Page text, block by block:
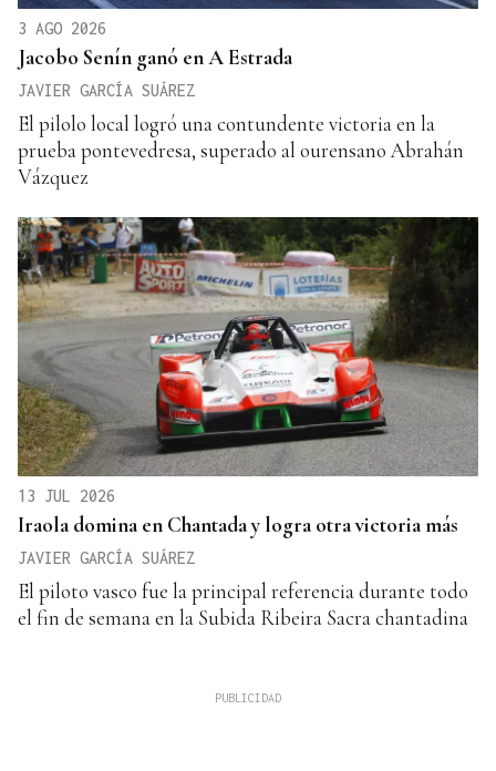
3 AGO 2026
Jacobo Senín ganó en A Estrada
JAVIER GARCÍA SUÁREZ
El pilolo local logró una contundente victoria en la
prueba pontevedresa, superado al ourensano Abrahán
Vázquez
13 JUL 2026
Iraola domina en Chantada y logra otra victoria más
JAVIER GARCÍA SUÁREZ
El piloto vasco fue la principal referencia durante todo
el fin de semana en la Subida Ribeira Sacra chantadina